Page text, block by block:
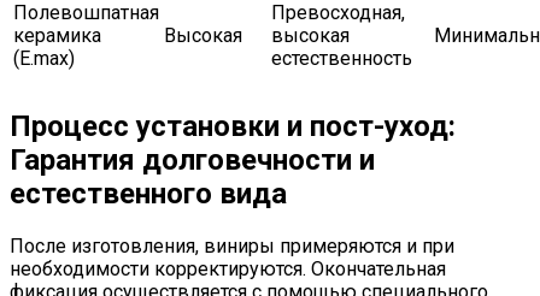
Полевошпатная
керамика
(E.max)
Высокая
Превосходная,
высокая
естественность
Процесс установки и пост-уход:
Гарантия долговечности и
естественного вида
После изготовления, виниры примеряются и при
необходимости корректируются. Окончательная